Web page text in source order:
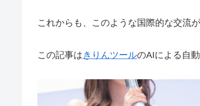
これからも、このような国際的な交流
この記事はきりんツールのAIによる自